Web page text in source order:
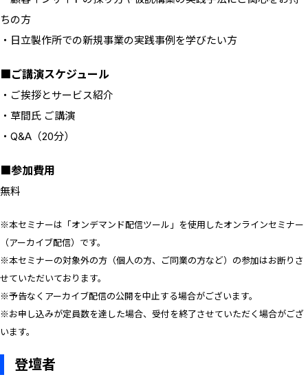
ちの方
・日立製作所での新規事業の実践事例を学びたい方
■ご講演スケジュール
・ご挨拶とサービス紹介
・草間氏 ご講演
・Q&A（20分）
■参加費用
無料
※本セミナーは「オンデマンド配信ツール」を使用したオンラインセミナー
（アーカイブ配信）です。
※本セミナーの対象外の方（個人の方、ご同業の方など）の参加はお断りさ
せていただいております。
※予告なくアーカイブ配信の公開を中止する場合がございます。
※お申し込みが定員数を達した場合、受付を終了させていただく場合がござ
います。
登壇者